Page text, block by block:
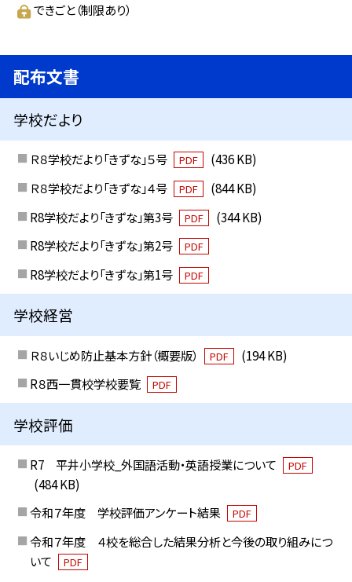
できごと（制限あり）
配布文書
学校だより
Ｒ８学校だより「きずな」５号 PDF
(436 KB)
Ｒ８学校だより「きずな」４号
PDF
(844 KB)
R8学校だより「きずな」第3号
PDF
(344 KB)
R8学校だより「きずな」第2号
PDF
R8学校だより「きずな」第1号 PDF
学校経営
Ｒ８いじめ防止基本方針（概要版） PDF
(194 KB)
R８西一貫校学校要覧
PDF
学校評価
R7 平井小学校_外国語活動・英語授業について PDF
(484 KB)
令和７年度 学校評価アンケート結果
PDF
令和７年度 ４校を総合した結果分析と今後の取り組みにつ
いて
PDF